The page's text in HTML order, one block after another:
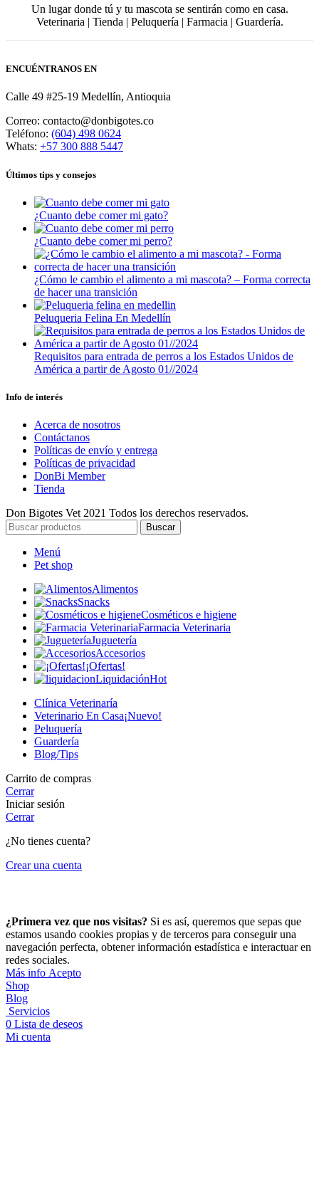
Un lugar donde tú y tu mascota se sentirán como en casa.
Veterinaria | Tienda | Peluquería | Farmacia | Guardería.
ENCUÉNTRANOS EN
Calle 49 #25-19 Medellín, Antioquia
Correo: contacto@donbigotes.co
Teléfono: (604) 498 0624
Whats: +57 300 888 5447
Últimos tips y consejos
¿Cuanto debe comer mi gato?
¿Cuanto debe comer mi perro?
¿Cómo le cambio el alimento a mi mascota? – Forma correcta
de hacer una transición
Peluqueria Felina En Medellín
Requisitos para entrada de perros a los Estados Unidos de
América a partir de Agosto 01//2024
Info de interés
Acerca de nosotros
Contáctanos
Políticas de envío y entrega
Políticas de privacidad
DonBi Member
Tienda
Don Bigotes Vet 2021 Todos los derechos reservados.
Buscar
Menú
Pet shop
Alimentos
Snacks
Cosméticos e higiene
Farmacia Veterinaria
Juguetería
Accesorios
¡Ofertas!
LiquidaciónHot
Clínica Veterinaría
Veterinario En Casa¡Nuevo!
Peluquería
Guardería
Blog/Tips
Carrito de compras
Cerrar
Iniciar sesión
Cerrar
¿No tienes cuenta?
Crear una cuenta
¿Primera vez que nos visitas? Si es así, queremos que sepas que
estamos usando cookies propias y de terceros para conseguir una
navegación perfecta, obtener información estadística e interactuar en
redes sociales.
Más info Más
Acepto
Shop
Blog
Servicios
0 Lista de deseos
Mi cuenta